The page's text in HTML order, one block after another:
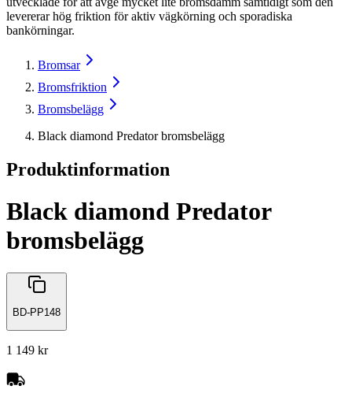
levererar hög friktion för aktiv vägkörning och sporadiska
bankörningar.
Bromsar
Bromsfriktion
Bromsbelägg
Black diamond Predator bromsbelägg
Produktinformation
Black diamond Predator
bromsbelägg
BD-PP148
1 149 kr